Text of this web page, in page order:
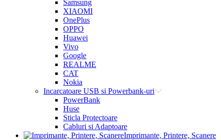
Samsung
XIAOMI
OnePlus
OPPO
Huawei
Vivo
Google
REALME
CAT
Nokia
Incarcatoare USB si Powerbank-uri
PowerBank
Huse
Sticla Protectoare
Cabluri si Adaptoare
Imprimante, Printere, Scanere